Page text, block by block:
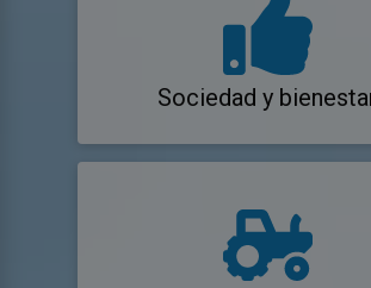
Sociedad y